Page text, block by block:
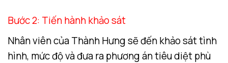
Bước 2: Tiến hành khảo sát
Nhân viên của Thành Hưng sẽ đến khảo sát tình
hình, mức độ và đưa ra phương án tiêu diệt phù